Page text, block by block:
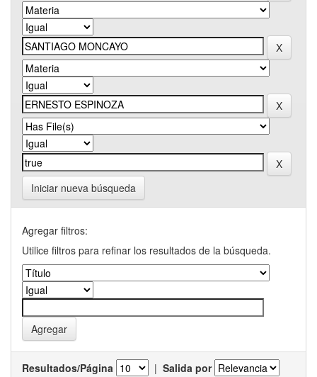
Iniciar nueva búsqueda
Agregar filtros:
Utilice filtros para refinar los resultados de la búsqueda.
Resultados/Página | Salida por